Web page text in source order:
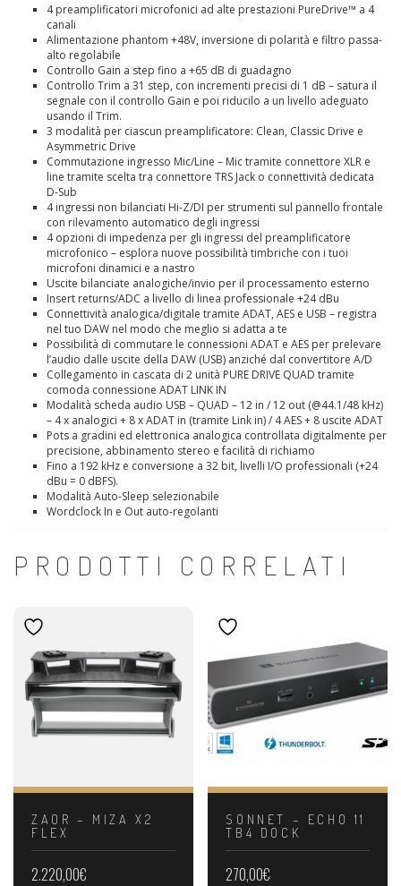
4 preamplificatori microfonici ad alte prestazioni PureDrive™ a 4
canali
Alimentazione phantom +48V, inversione di polarità e filtro passa-
alto regolabile
Controllo Gain a step fino a +65 dB di guadagno
Controllo Trim a 31 step, con incrementi precisi di 1 dB – satura il
segnale con il controllo Gain e poi riducilo a un livello adeguato
usando il Trim.
3 modalità per ciascun preamplificatore: Clean, Classic Drive e
Asymmetric Drive
Commutazione ingresso Mic/Line – Mic tramite connettore XLR e
line tramite scelta tra connettore TRS Jack o connettività dedicata
D-Sub
4 ingressi non bilanciati Hi-Z/DI per strumenti sul pannello frontale
con rilevamento automatico degli ingressi
4 opzioni di impedenza per gli ingressi del preamplificatore
microfonico – esplora nuove possibilità timbriche con i tuoi
microfoni dinamici e a nastro
Uscite bilanciate analogiche/invio per il processamento esterno
Insert returns/ADC a livello di linea professionale +24 dBu
Connettività analogica/digitale tramite ADAT, AES e USB – registra
nel tuo DAW nel modo che meglio si adatta a te
Possibilità di commutare le connessioni ADAT e AES per prelevare
l’audio dalle uscite della DAW (USB) anziché dal convertitore A/D
Collegamento in cascata di 2 unità PURE DRIVE QUAD tramite
comoda connessione ADAT LINK IN
Modalità scheda audio USB – QUAD – 12 in / 12 out (@44.1/48 kHz)
– 4 x analogici + 8 x ADAT in (tramite Link in) / 4 AES + 8 uscite ADAT
Pots a gradini ed elettronica analogica controllata digitalmente per
precisione, abbinamento stereo e facilità di richiamo
Fino a 192 kHz e conversione a 32 bit, livelli I/O professionali (+24
dBu = 0 dBFS).
Modalità Auto-Sleep selezionabile
Wordclock In e Out auto-regolanti
PRODOTTI CORRELATI
ZAOR – MIZA X2
FLEX
2.220,00€
SONNET – ECHO 11
TB4 DOCK
270,00€